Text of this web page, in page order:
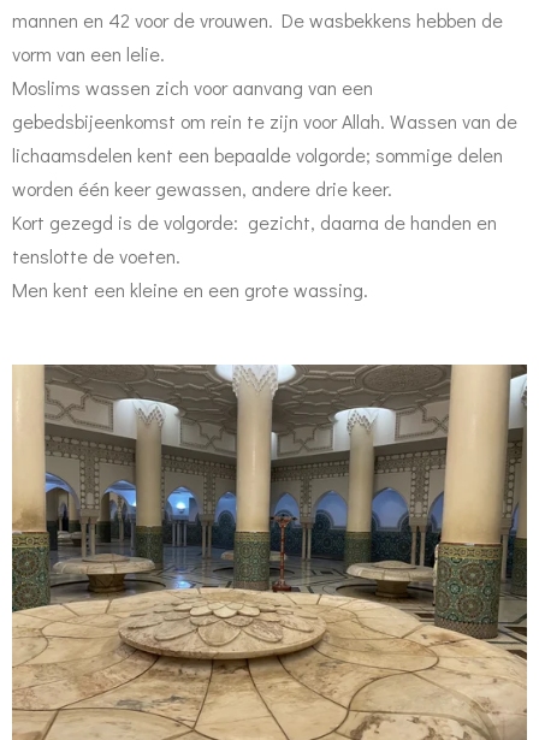
mannen en 42 voor de vrouwen. De wasbekkens hebben de
vorm van een lelie.
Moslims wassen zich voor aanvang van een
gebedsbijeenkomst om rein te zijn voor Allah. Wassen van de
lichaamsdelen kent een bepaalde volgorde; sommige delen
worden één keer gewassen, andere drie keer.
Kort gezegd is de volgorde: gezicht, daarna de handen en
tenslotte de voeten.
Men kent een kleine en een grote wassing.